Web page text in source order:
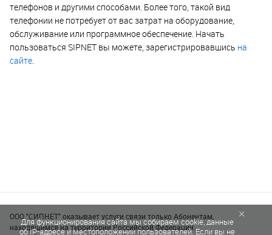
телефонов и другими способами. Более того, такой вид
телефонии не потребует от вас затрат на оборудование,
обслуживание или программное обеспечение. Начать
пользоваться SIPNET вы можете, зарегистрировавшись на
сайте.
ООО "СИПНЕТ" оказывает услуги связи только Абонентам,
находящимся на территории Российской Федерации.
Для функционирования сайта мы собираем cookie, данные
об IP-адресе и местоположении пользователей. Если вы не
×